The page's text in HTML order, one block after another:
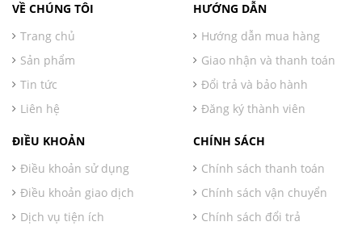
VỀ CHÚNG TÔI
Trang chủ
Sản phẩm
Tin tức
Liên hệ
HƯỚNG DẪN
Hướng dẫn mua hàng
Giao nhận và thanh toán
Đổi trả và bảo hành
Đăng ký thành viên
ĐIỀU KHOẢN
Điều khoản sử dụng
Điều khoản giao dịch
Dịch vụ tiện ích
CHÍNH SÁCH
Chính sách thanh toán
Chính sách vận chuyển
Chính sách đổi trả